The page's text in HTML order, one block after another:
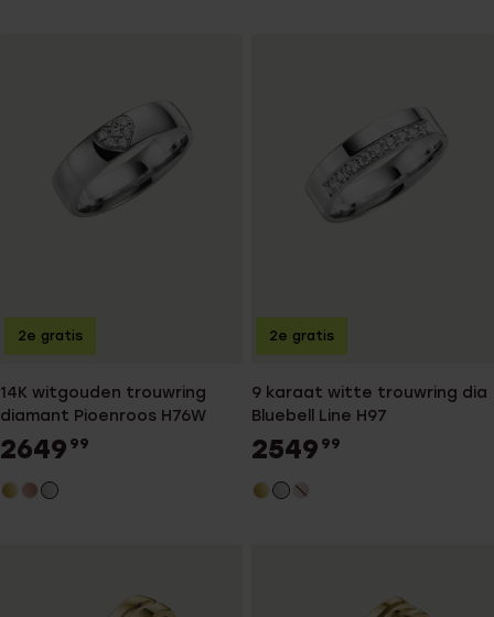
14K witgouden trouwring
diamant Pioenroos H76W
2649 99
2e gratis
9 karaat witte trouwring dia
Bluebell Line H97
2549 99
2e gratis